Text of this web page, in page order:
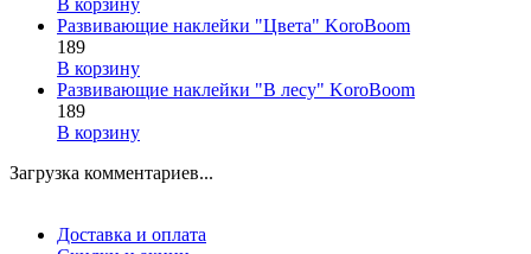
В корзину
Развивающие наклейки "Цвета" KoroBoom
189
В корзину
Развивающие наклейки "В лесу" KoroBoom
189
В корзину
Загрузка комментариев...
Доставка и оплата